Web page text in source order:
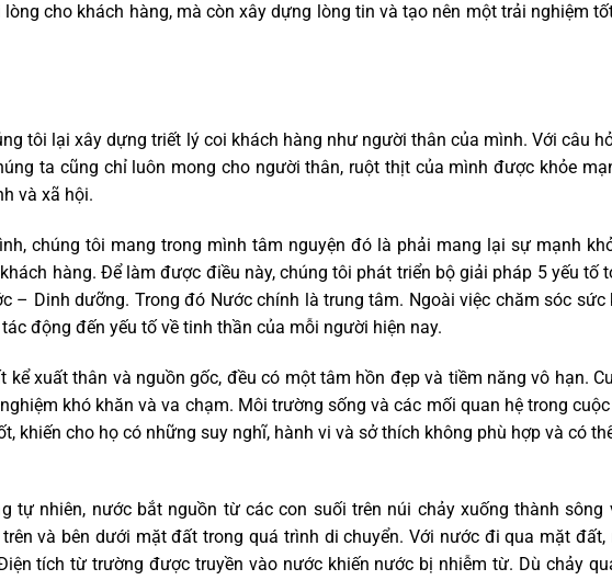
cho khách hàng, mà còn xây dựng lòng tin và tạo nên một trải nghiệm
tôi lại xây dựng triết lý coi khách hàng như người thân của mình. Với câu
ta cũng chỉ luôn mong cho người thân, ruột thịt của mình được khỏe
và xã hội.
chúng tôi mang trong mình tâm nguyện đó là phải mang lại sự mạnh
hàng. Để làm được điều này, chúng tôi phát triển bộ giải pháp 5 yếu tố
– Dinh dưỡng. Trong đó Nước chính là trung tâm. Ngoài việc chăm sóc sức
động đến yếu tố về tinh thần của mỗi người hiện nay.
kể xuất thân và nguồn gốc, đều có một tâm hồn đẹp và tiềm năng vô hạn.
khó khăn và va chạm. Môi trường sống và các mối quan hệ trong
khiến cho họ có những suy nghĩ, hành vi và sở thích không phù hợp và có
tự nhiên, nước bắt nguồn từ các con suối trên núi chảy xuống thành sông
và bên dưới mặt đất trong quá trình di chuyển. Với nước đi qua mặt đất,
tích từ trường được truyền vào nước khiến nước bị nhiễm từ. Dù chảy